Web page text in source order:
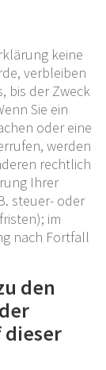
keine
verbleiben
bis der Zweck
Sie ein
oder eine
werden
rechtlich
Ihrer
steuer- oder
im
nach Fortfall
den